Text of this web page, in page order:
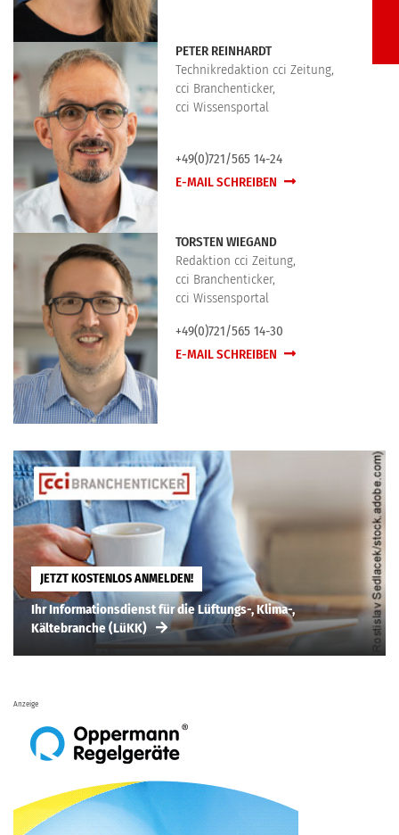
PETER REINHARDT
Technikredaktion cci Zeitung,
cci Branchenticker,
cci Wissensportal
+49(0)721/565 14-24
E-MAIL SCHREIBEN
TORSTEN WIEGAND
Redaktion cci Zeitung,
cci Branchenticker,
cci Wissensportal
+49(0)721/565 14-30
E-MAIL SCHREIBEN
JETZT KOSTENLOS ANMELDEN!
Ihr Informationsdienst für die Lüftungs-, Klima-,
Kältebranche (LüKK)
Anzeige